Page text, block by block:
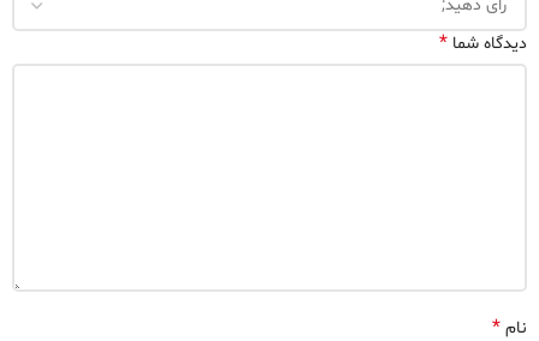
دیدگاه شما *
نام *